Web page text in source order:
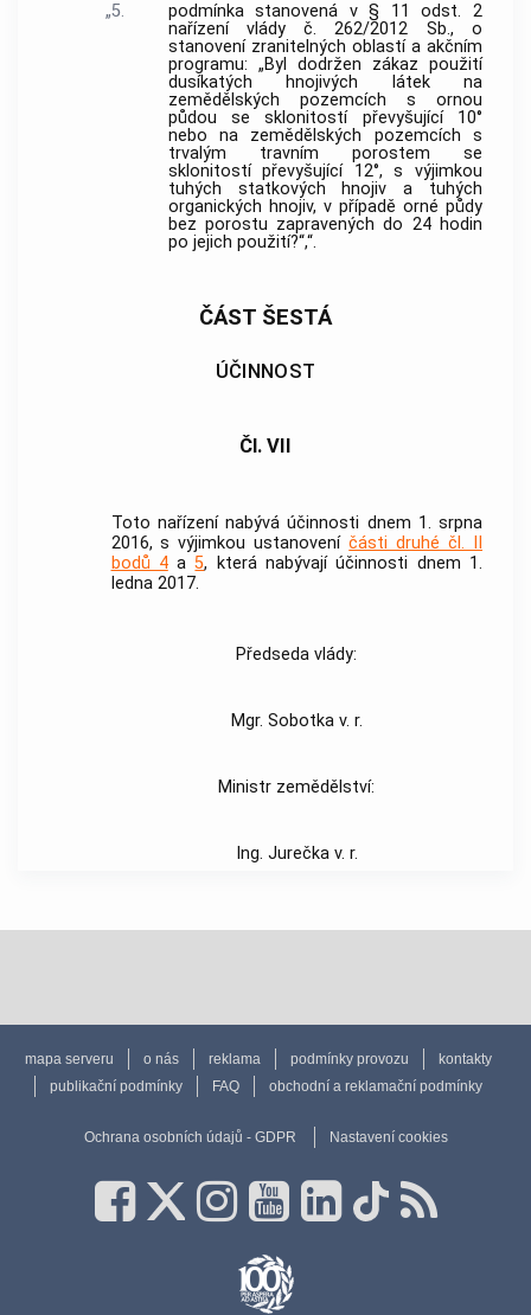
„5.
podmínka stanovená v § 11 odst. 2
nařízení vlády č. 262/2012 Sb., o
stanovení zranitelných oblastí a akčním
programu: „Byl dodržen zákaz použití
dusíkatých hnojivých látek na
zemědělských pozemcích s ornou
půdou se sklonitostí převyšující 10°
nebo na zemědělských pozemcích s
trvalým travním porostem se
sklonitostí převyšující 12°, s výjimkou
tuhých statkových hnojiv a tuhých
organických hnojiv, v případě orné půdy
bez porostu zapravených do 24 hodin
po jejich použití?“,“.
ČÁST ŠESTÁ
ÚČINNOST
Čl. VII
Toto nařízení nabývá účinnosti dnem 1. srpna
2016, s výjimkou ustanoveníčásti druhé čl. II
bodů 4a5, která nabývají účinnosti dnem 1.
ledna 2017.
Předseda vlády:
Mgr. Sobotka v. r.
Ministr zemědělství:
Ing. Jurečka v. r.
mapa serveru o nás reklama podmínky provozu
kontakty
publikační podmínky
FAQ obchodní a reklamační podmínky
Ochrana osobních údajů - GDPR Nastavení cookies